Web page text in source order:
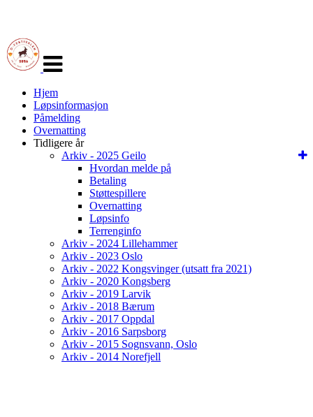
navigasjon
Hjem
Løpsinformasjon
Påmelding
Overnatting
Tidligere år
Arkiv - 2025 Geilo
Hvordan melde på
Betaling
Støttespillere
Overnatting
Løpsinfo
Terrenginfo
Arkiv - 2024 Lillehammer
Arkiv - 2023 Oslo
Arkiv - 2022 Kongsvinger (utsatt fra 2021)
Arkiv - 2020 Kongsberg
Arkiv - 2019 Larvik
Arkiv - 2018 Bærum
Arkiv - 2017 Oppdal
Arkiv - 2016 Sarpsborg
Arkiv - 2015 Sognsvann, Oslo
Arkiv - 2014 Norefjell